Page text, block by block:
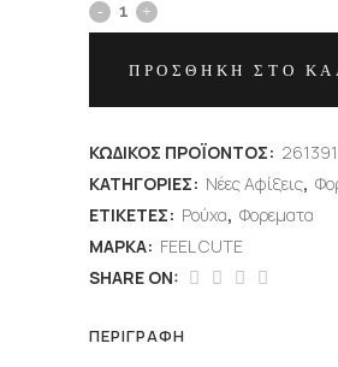
ΠΡΟΣΘΉΚΗ ΣΤΟ
ΚΩΔΙΚΌΣ ΠΡΟΪΌΝΤΟΣ:
ΚΑΤΗΓΟΡΊΕΣ: Νέες Αφίξεις,
ΕΤΙΚΈΤΕΣ: Ρούχα, Φορεματα
ΜΆΡΚΑ: FEEL CUTE
SHARE ON:
ΠΕΡΙΓΡΑΦΉ